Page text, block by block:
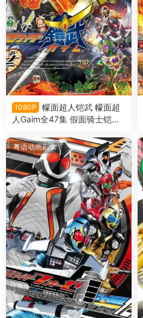
1080P
幪面超人铠武 幪面超
人Gaim全47集 假面骑士铠武
粤语动画剧集